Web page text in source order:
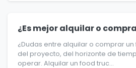
¿Es mejor alquilar o
¿Dudas entre alquilar o comprar
del proyecto, del horizonte de
operar. Alquilar un food truc...